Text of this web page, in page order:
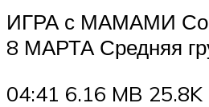
ИГРА с МАМАМИ
8 МАРТА Средняя
04:41 6.16 MB 25.8K